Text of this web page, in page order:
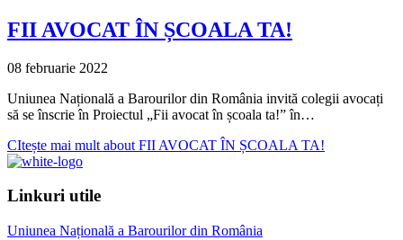
FII AVOCAT ÎN ȘCOALA TA!
08 februarie 2022
Uniunea Națională a Barourilor din România invită colegii avocați
să se înscrie în Proiectul „Fii avocat în școala ta!” în…
CItește mai mult about FII AVOCAT ÎN ȘCOALA TA!
Linkuri utile
Uniunea Națională a Barourilor din România